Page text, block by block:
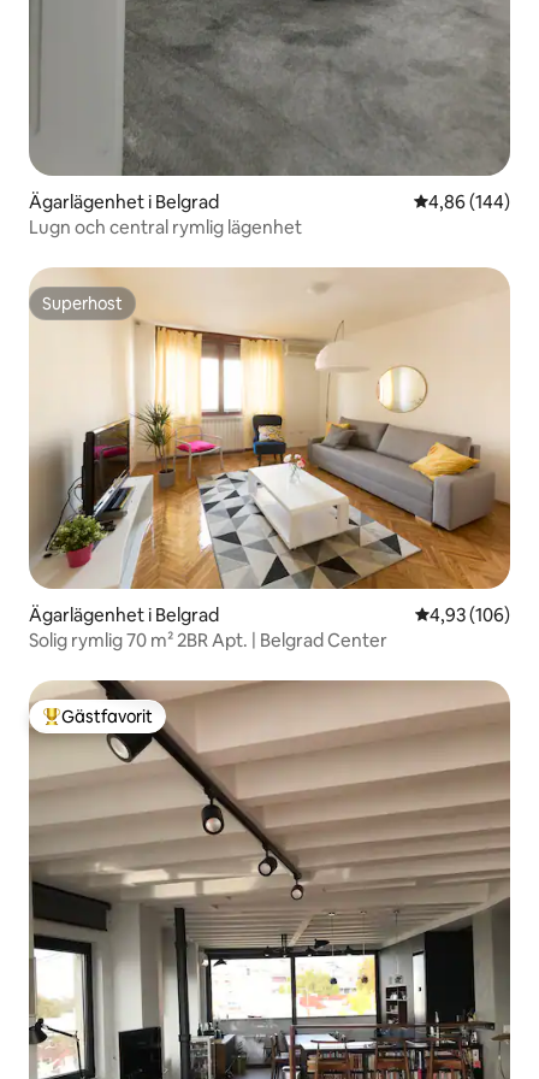
Ägarlägenhet i Belgrad 4,86 av 5 i
4,86 (144)
Lugn och central rymlig lägenhet
Superhost
Superhost
Ägarlägenhet i Belgrad 4,93 av 5 i
4,93 (106)
Solig rymlig 70 m² 2BR Apt. | Belgrad Center
Populär gästfavorit
Gästfavorit